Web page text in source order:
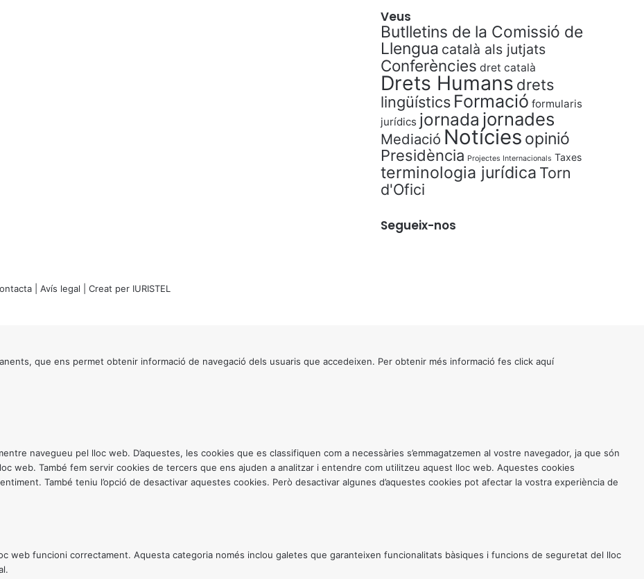
Veus
Butlletins de la Comissió de
Llengua català als jutjats
Conferències dret català
Drets Humans drets
lingüístics Formació formularis
jurídics jornada jornades
Mediació Notícies opinió
Presidència Projectes Internacionals Taxes
terminologia jurídica Torn
d'Ofici
Segueix-nos
Avís legal | Creat per IURISTEL
que ens permet obtenir informació de navegació dels usuaris que accedeixen. Per obtenir més informació fes click aquí
navegueu pel lloc web. D’aquestes, les cookies que es classifiquen com a necessàries s’emmagatzemen al vostre navegador, ja que són
web. També fem servir cookies de tercers que ens ajuden a analitzar i entendre com utilitzeu aquest lloc web. Aquestes cookies
També teniu l’opció de desactivar aquestes cookies. Però desactivar algunes d’aquestes cookies pot afectar la vostra experiència de
web funcioni correctament. Aquesta categoria només inclou galetes que garanteixen funcionalitats bàsiques i funcions de seguretat del lloc